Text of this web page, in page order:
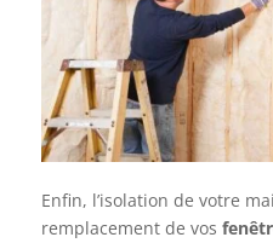
Enfin, l’isolation de votre
remplacement de vos